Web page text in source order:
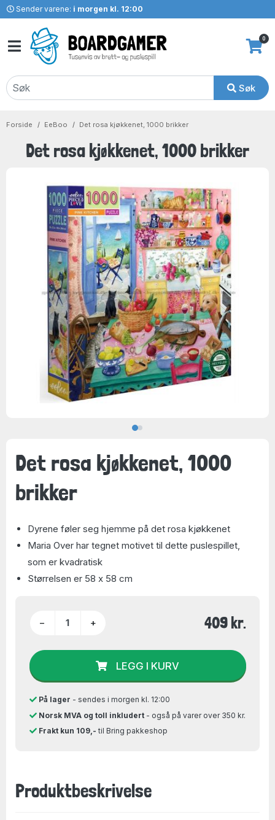
Sender varene: i morgen kl. 12:00
Søk
0
Forside EeBoo Det rosa kjøkkenet, 1000 brikker
Det rosa kjøkkenet, 1000 brikker
Det rosa kjøkkenet, 1000
brikker
Dyrene føler seg hjemme på det rosa kjøkkenet
Maria Over har tegnet motivet til dette puslespillet,
som er kvadratisk
Størrelsen er 58 x 58 cm
− + 409 kr.
LEGG I KURV
På lager - sendes i morgen kl. 12:00
Norsk MVA og toll inkludert- også på varer over 350 kr.
Frakt kun 109,- til Bring pakkeshop
Produktbeskrivelse